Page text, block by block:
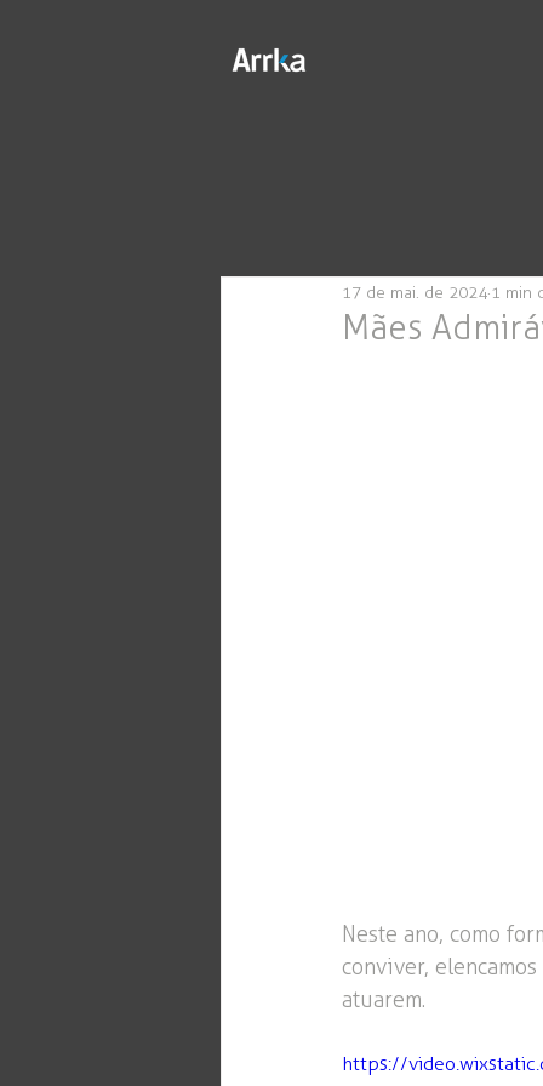
Mães
17 de mai. de 2024 1 min
Neste ano, como
conviver,
atuarem.
https://